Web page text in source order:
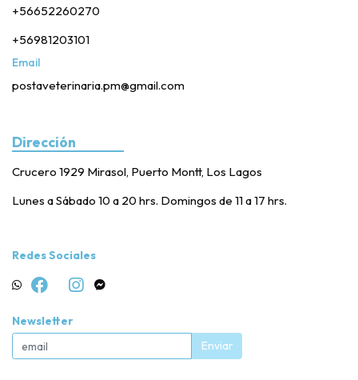
+56652260270
+56981203101
Email
postaveterinaria.pm@gmail.com
Dirección
Crucero 1929 Mirasol, Puerto Montt, Los Lagos
Lunes a Sábado 10 a 20 hrs. Domingos de 11 a 17 hrs.
Redes Sociales
Newsletter
Enviar